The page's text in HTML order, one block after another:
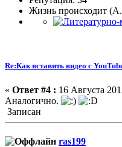
Жизнь происходит
Re:Как вставить видео с
« Ответ #4 : 16 Августа
Аналогично.
Записан
ras199